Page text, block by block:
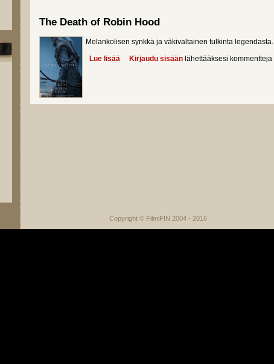
The Death of Robin Hood
Melankolisen synkkä ja väkivaltainen tulkinta legendasta.
Lue lisää about The Death of Robin Hood
Kirjaudu sisään lähettääksesi kommentteja
Copyright © FilmiFIN 2004 - 2016